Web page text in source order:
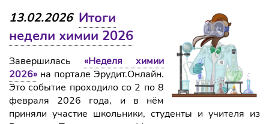
13.02.2026 Итоги
недели химии 2026
Завершилась «Неделя химии
2026» на портале Эрудит.Онлайн.
Это событие проходило со 2 по 8
февраля 2026 года, и в нём
приняли участие школьники, студенты и учителя из